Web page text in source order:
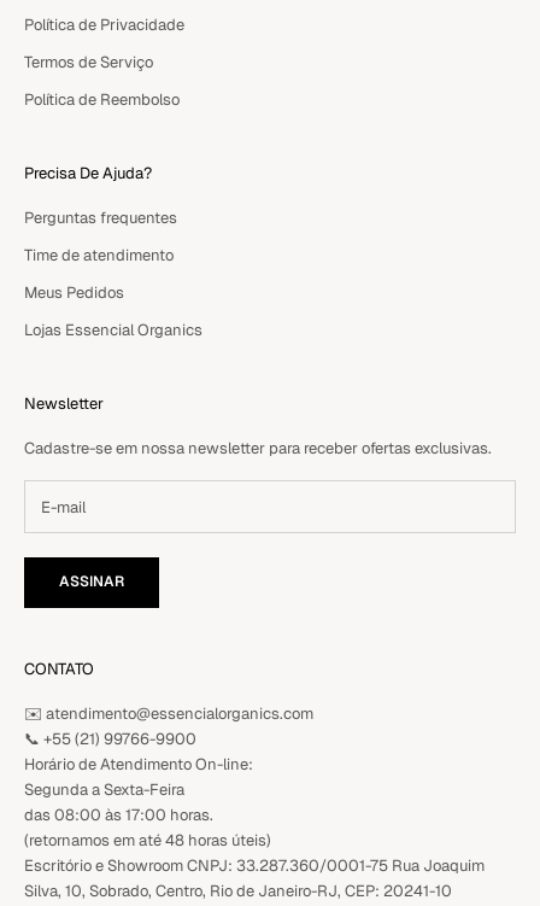
Política de Privacidade
Termos de Serviço
Política de Reembolso
Precisa De Ajuda?
Perguntas frequentes
Time de atendimento
Meus Pedidos
Lojas Essencial Organics
Newsletter
Cadastre-se em nossa newsletter para receber ofertas exclusivas.
ASSINAR
CONTATO
✉️ atendimento@essencialorganics.com
📞 +55 (21) 99766-9900
Horário de Atendimento On-line:
Segunda a Sexta-Feira
das 08:00 às 17:00 horas.
(retornamos em até 48 horas úteis)
Escritório e Showroom CNPJ: 33.287.360/0001-75 Rua Joaquim
Silva, 10, Sobrado, Centro, Rio de Janeiro-RJ, CEP: 20241-10